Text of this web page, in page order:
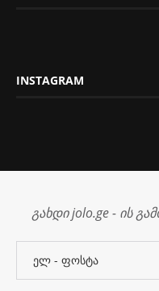
INSTAGRAM
გახდი jolo.ge - ის